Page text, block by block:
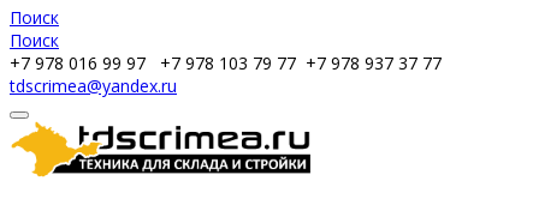
Поиск
Поиск
+7 978 016 99 97
+7 978 103 79 77 +7 978 937 37 77
tdscrimea@yandex.ru